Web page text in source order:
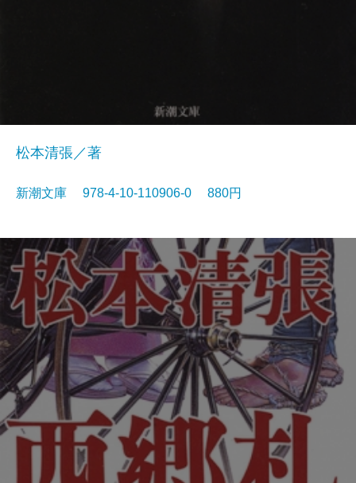
松本清張／著
新潮文庫 978-4-10-110906-0 880円